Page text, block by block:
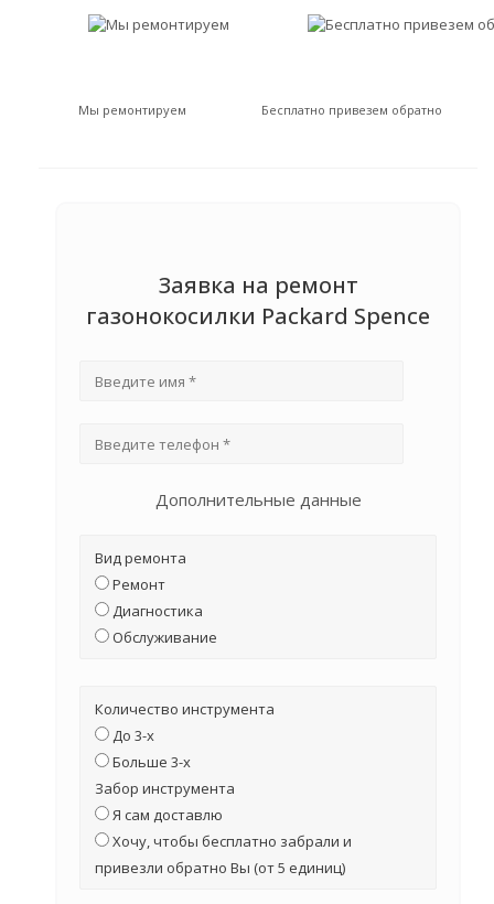
Мы ремонтируем Бесплатно привезем обратно
Заявка на ремонт
газонокосилки Packard Spence
Дополнительные данные
Вид ремонта
Ремонт
Диагностика
Обслуживание
Количество инструмента
До 3-х
Больше 3-х
Забор инструмента
Я сам доставлю
Хочу, чтобы бесплатно забрали и
привезли обратно Вы (от 5 единиц)